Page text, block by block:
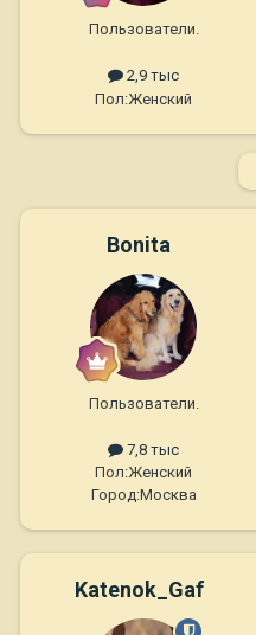
Пользователи.
2,9 тыс
Пол:Женский
Bonita
Пользователи.
7,8 тыс
Пол:Женский
Город:Москва
Katenok_Gaf